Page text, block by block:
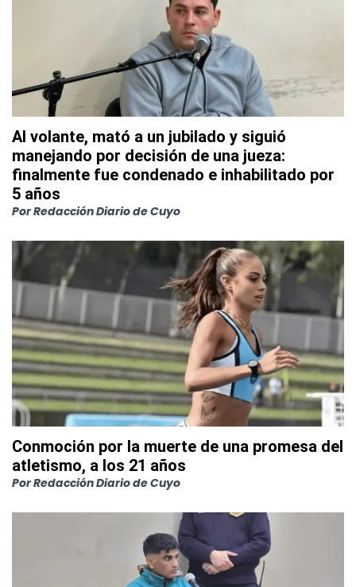
Al volante, mató a un jubilado y siguió
manejando por decisión de una jueza:
finalmente fue condenado e inhabilitado por
5 años
PorRedacción Diario de Cuyo
Conmoción por la muerte de una promesa del
atletismo, a los 21 años
PorRedacción Diario de Cuyo